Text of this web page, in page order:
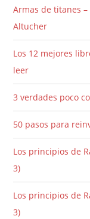
Armas de titanes –
Altucher
Los 12 mejores
leer
3 verdades poco
50 pasos para
Los principios de
3)
Los principios de
3)